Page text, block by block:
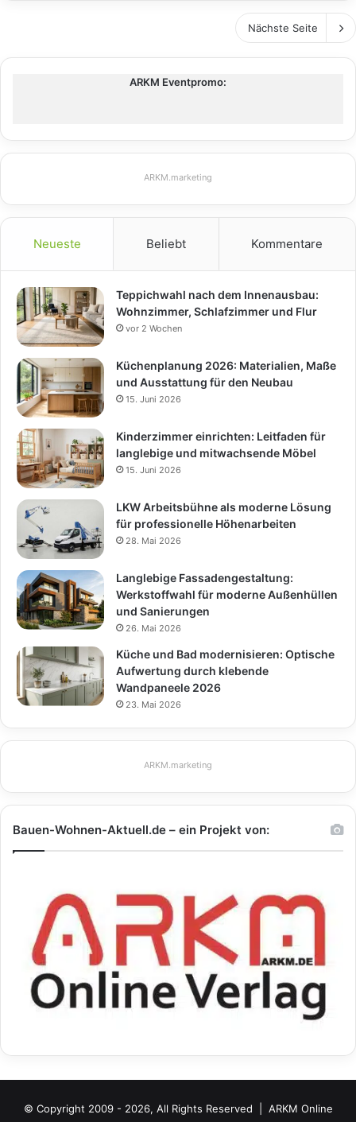
Nächste Seite
ARKM Eventpromo:
ARKM.marketing
Neueste Beliebt Kommentare
Teppichwahl nach dem Innenausbau:
Wohnzimmer, Schlafzimmer und Flur
vor 2 Wochen
Küchenplanung 2026: Materialien, Maße
und Ausstattung für den Neubau
15. Juni 2026
Kinderzimmer einrichten: Leitfaden für
langlebige und mitwachsende Möbel
15. Juni 2026
LKW Arbeitsbühne als moderne Lösung
für professionelle Höhenarbeiten
28. Mai 2026
Langlebige Fassadengestaltung:
Werkstoffwahl für moderne Außenhüllen
und Sanierungen
26. Mai 2026
Küche und Bad modernisieren: Optische
Aufwertung durch klebende
Wandpaneele 2026
23. Mai 2026
ARKM.marketing
Bauen-Wohnen-Aktuell.de – ein Projekt von:
© Copyright 2009 - 2026, All Rights Reserved | ARKM Online